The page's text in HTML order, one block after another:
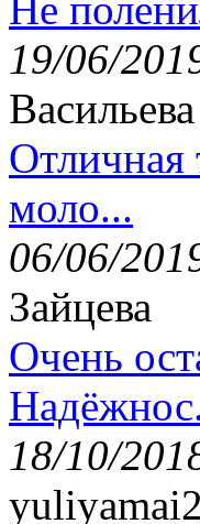
19/06/
Васильева
моло...
06/06/
Зайцева
Очень
18/10/